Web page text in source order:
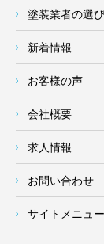
塗装業者の選
新着情報
お客様の声
会社概要
求人情報
お問い合わせ
サイトメニュー